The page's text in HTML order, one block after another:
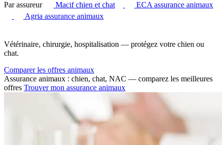
Par assureur
Macif chien et chat
ECA assurance animaux
Agria assurance animaux
Vétérinaire, chirurgie, hospitalisation — protégez votre chien ou
chat.
Comparer les offres animaux
Assurance animaux : chien, chat, NAC — comparez les meilleures
offres Trouver mon assurance animaux